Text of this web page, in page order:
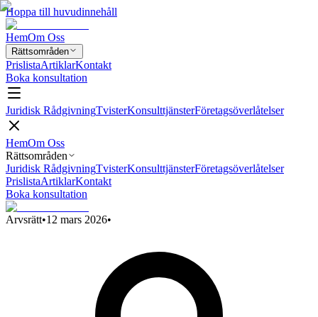
Hoppa till huvudinnehåll
HemOm Oss
Rättsområden
PrislistaArtiklarKontakt
Boka konsultation
Juridisk RådgivningTvisterKonsulttjänsterFöretagsöverlåtelser
HemOm Oss
Rättsområden
Juridisk RådgivningTvisterKonsulttjänsterFöretagsöverlåtelser
PrislistaArtiklarKontakt
Boka konsultation
Arvsrätt•12 mars 2026•